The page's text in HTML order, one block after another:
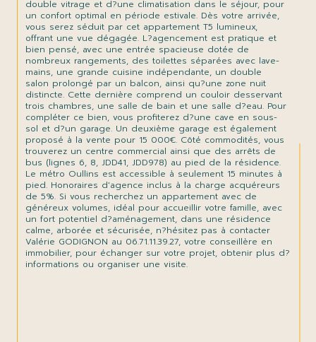
double vitrage et d?une climatisation dans le séjour, pour
un confort optimal en période estivale. Dès votre arrivée,
vous serez séduit par cet appartement T5 lumineux,
offrant une vue dégagée. L?agencement est pratique et
bien pensé, avec une entrée spacieuse dotée de
nombreux rangements, des toilettes séparées avec lave-
mains, une grande cuisine indépendante, un double
salon prolongé par un balcon, ainsi qu?une zone nuit
distincte. Cette dernière comprend un couloir desservant
trois chambres, une salle de bain et une salle d?eau. Pour
compléter ce bien, vous profiterez d?une cave en sous-
sol et d?un garage. Un deuxième garage est également
proposé à la vente pour 15 000€. Côté commodités, vous
trouverez un centre commercial ainsi que des arrêts de
bus (lignes 6, 8, JDD41, JDD978) au pied de la résidence.
Le métro Oullins est accessible à seulement 15 minutes à
pied. Honoraires d'agence inclus à la charge acquéreurs
de 5%. Si vous recherchez un appartement avec de
généreux volumes, idéal pour accueillir votre famille, avec
un fort potentiel d?aménagement, dans une résidence
calme, arborée et sécurisée, n?hésitez pas à contacter
Valérie GODIGNON au 06.71.11.39.27, votre conseillère en
immobilier, pour échanger sur votre projet, obtenir plus d?
informations ou organiser une visite.